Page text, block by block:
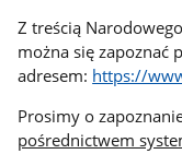
Z treścią
można się zapoznać
adresem: https://
Prosimy o
pośrednictwem